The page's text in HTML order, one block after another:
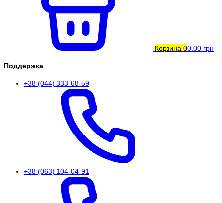
Корзина 00.00 грн
Поддержка
+38 (044) 333-68-59
+38 (063) 104-04-91